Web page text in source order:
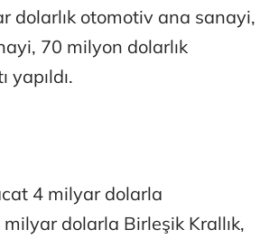
dolarlık otomotiv ana sanayi,
70 milyon dolarlık
yapıldı.
4 milyar dolarla
dolarla Birleşik Krallık,